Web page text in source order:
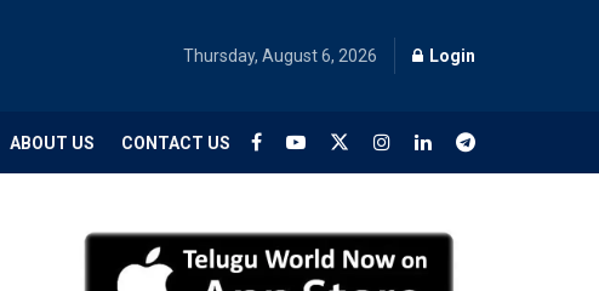
Thursday, August 6, 2026 Login
ABOUT US CONTACT US